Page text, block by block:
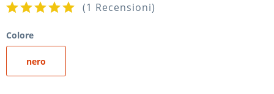
(1 Recensioni)
Colore
nero